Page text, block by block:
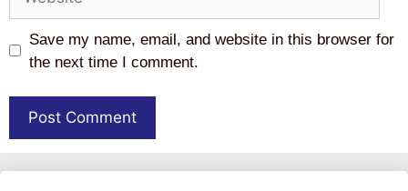
Save my name, email, and website in this browser for
the next time I comment.